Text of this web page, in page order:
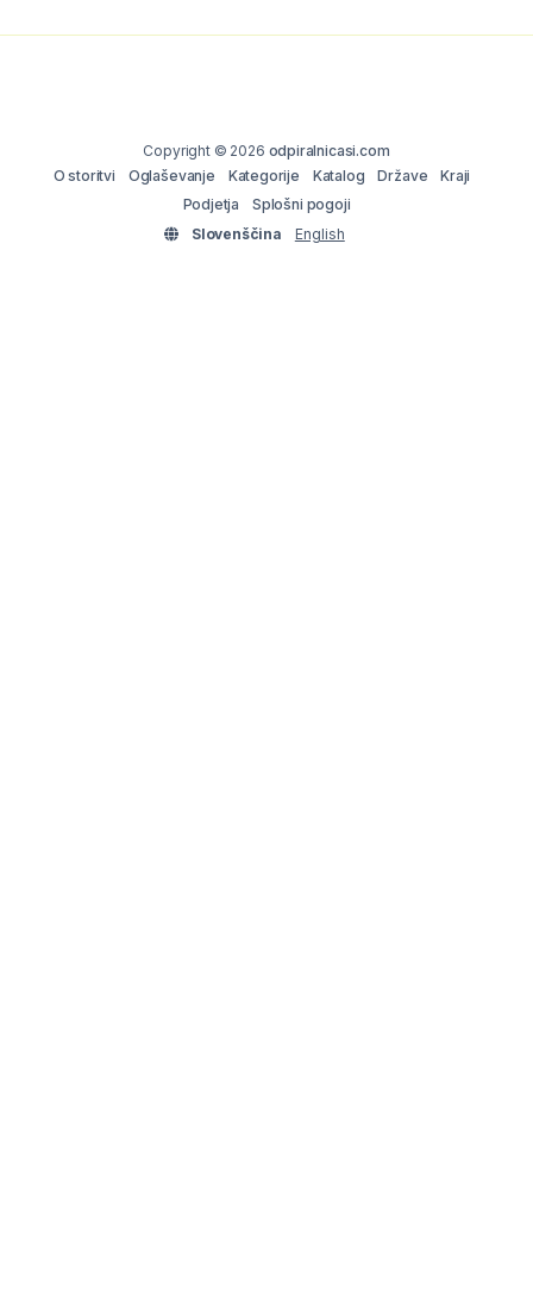
Copyright © 2026 odpiralnicasi.com
O storitvi
Oglaševanje Kategorije Katalog Države
Kraji
Podjetja
Splošni pogoji
Slovenščina
English